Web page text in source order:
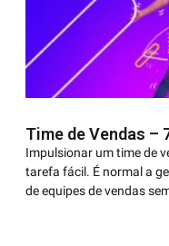
Time de Vendas –
Impulsionar um time de
tarefa fácil. É normal a
de equipes de vendas